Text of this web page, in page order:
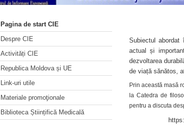
Pagina de start CIE
Despre CIE
Activități CIE
Republica Moldova și UE
Link-uri utile
Materiale promoţionale
Biblioteca Științifică Medicală
Subiectul abordat
actual și
dezvoltarea
de viață sănătos,
Prin această masă
la Catedra de
pentru a discuta